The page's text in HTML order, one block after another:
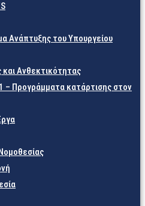
Ανάπτυξης του Υπουργείου
Ανθεκτικότητας
– Προγράμματα κατάρτισης στον